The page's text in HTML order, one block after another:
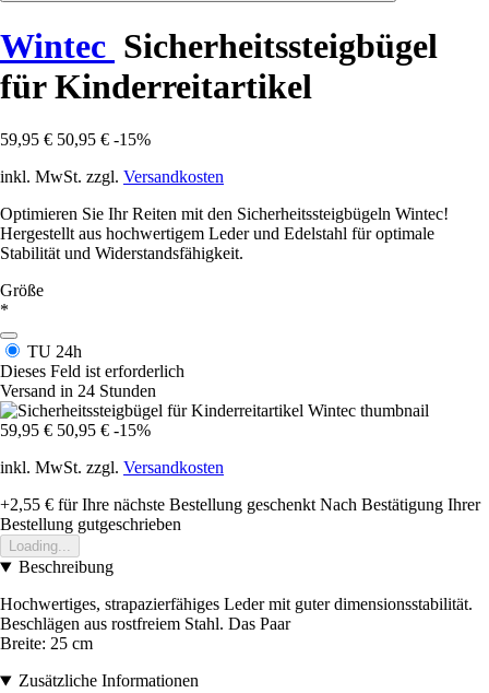
Wintec Sicherheitssteigbügel
für Kinderreitartikel
59,95 € 50,95 € -15%
inkl. MwSt. zzgl. Versandkosten
Optimieren Sie Ihr Reiten mit den Sicherheitssteigbügeln Wintec!
Hergestellt aus hochwertigem Leder und Edelstahl für optimale
Stabilität und Widerstandsfähigkeit.
Größe
*
TU 24h
Dieses Feld ist erforderlich
Versand in 24 Stunden
59,95 € 50,95 € -15%
inkl. MwSt. zzgl. Versandkosten
+2,55 € für Ihre nächste Bestellung geschenkt Nach Bestätigung Ihrer
Bestellung gutgeschrieben
Loading...
Beschreibung
Hochwertiges, strapazierfähiges Leder mit guter dimensionsstabilität.
Beschlägen aus rostfreiem Stahl. Das Paar
Breite: 25 cm
Zusätzliche Informationen